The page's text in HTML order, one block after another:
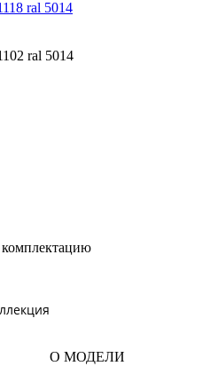
комплектацию
О МОДЕЛИ